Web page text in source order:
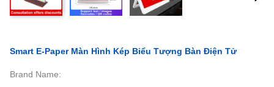
Smart E-Paper Màn Hình Kép Biểu Tượng Bàn Điện Tử
Brand Name: